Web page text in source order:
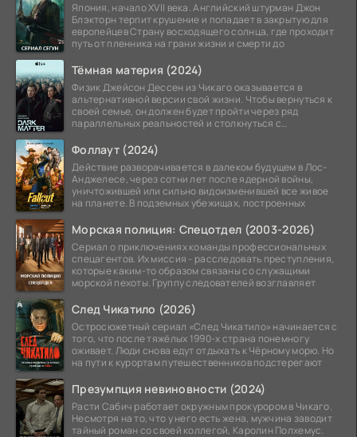
Япония, начало XVII века. Английский штурман Джон
Блэкторн терпит крушение и попадает в закрытую для
европейцев Страну восходящего солнца, где проходит
путь от пленника на грани жизни и смерти до
Тёмная материя (2024)
Физик Джейсон Дессен из Чикаго оказывается в
альтернативной версии свой жизни. Чтобы вернуться к
своей семье, он должен будет пройти через ряд
параллельных реальностей и столкнуться с
Фоллаут (2024)
Действие разворачивается в далеком будущем в Лос-
Анджелесе, через сотни лет после ядерной войны,
уничтожившей или сильно видоизменившей все живое
на планете. В подземных убежищах, построенных
Морская полиция: Спецотдел (2003-2026)
Сериал о приключениях команды профессиональных
спецагентов. Их миссия - расследовать преступления,
которые каким-то образом связаны со служащими
морской пехоты. Группу следователей возглавляет
След Чикатило (2026)
Остросюжетный сериал «След Чикатило» начинается с
того, что после тяжёлых 1990-х страна понемногу
оживает. Люди снова едут отдыхать к Чёрному морю. Но
на пути к курортам путешественников подстерегают
Презумпция невиновности (2024)
Расти Сабич работает окружным прокурором в Чикаго.
Несмотря на то, что у него есть жена, мужчина заводит
тайный роман со своей коллегой, Каролин Полхемус.